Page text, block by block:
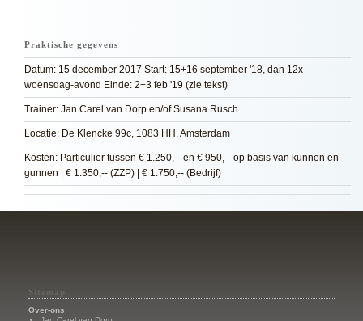
Praktische gegevens
Datum: 15 december 2017 Start: 15+16 september '18, dan 12x
woensdag-avond Einde: 2+3 feb '19 (zie tekst)
Trainer: Jan Carel van Dorp en/of Susana Rusch
Locatie: De Klencke 99c, 1083 HH, Amsterdam
Kosten: Particulier tussen € 1.250,-- en € 950,-- op basis van kunnen en
gunnen | € 1.350,-- (ZZP) | € 1.750,-- (Bedrijf)
Sitemap
Over-ons